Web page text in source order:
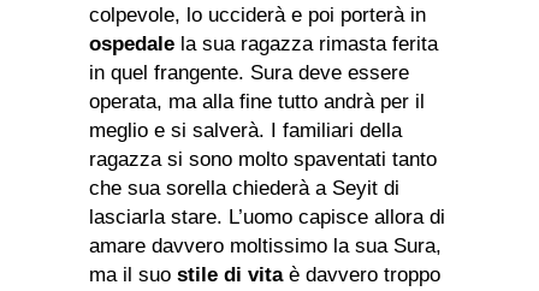
colpevole, lo ucciderà e poi porterà in
ospedale la sua ragazza rimasta ferita
in quel frangente. Sura deve essere
operata, ma alla fine tutto andrà per il
meglio e si salverà. I familiari della
ragazza si sono molto spaventati tanto
che sua sorella chiederà a Seyit di
lasciarla stare. L’uomo capisce allora di
amare davvero moltissimo la sua Sura,
ma il suo stile di vitaè davvero troppo